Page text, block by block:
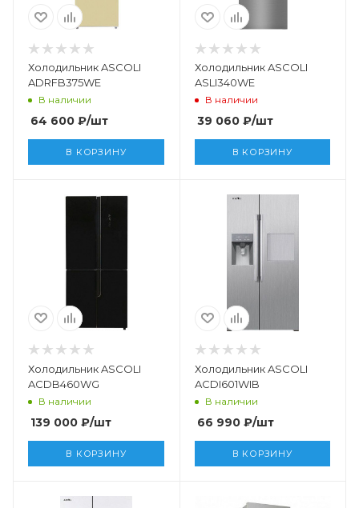
Холодильник ASCOLI
ADRFB375WE
В наличии
64 600 ₽/шт
В КОРЗИНУ
Холодильник ASCOLI
ASLI340WE
В наличии
39 060₽/шт
В КОРЗИНУ
Холодильник ASCOLI
ACDB460WG
В наличии
139 000 ₽/шт
В КОРЗИНУ
Холодильник ASCOLI
ACDI601WIB
В наличии
66 990₽/шт
В КОРЗИНУ